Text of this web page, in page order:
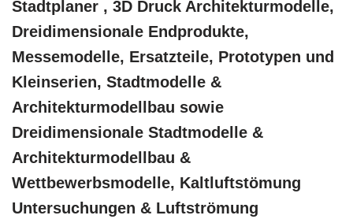
Stadtplaner , 3D Druck Architekturmodelle,
Dreidimensionale Endprodukte,
Messemodelle, Ersatzteile, Prototypen und
Kleinserien, Stadtmodelle &
Architekturmodellbau sowie
Dreidimensionale Stadtmodelle &
Architekturmodellbau &
Wettbewerbsmodelle, Kaltluftstömung
Untersuchungen & Luftströmung